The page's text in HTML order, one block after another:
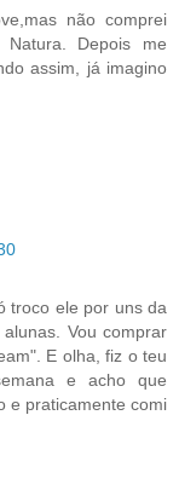
não comprei
Depois me
assim, já imagino
troco ele por uns da
Vou comprar
E olha, fiz o teu
e acho que
e praticamente comi